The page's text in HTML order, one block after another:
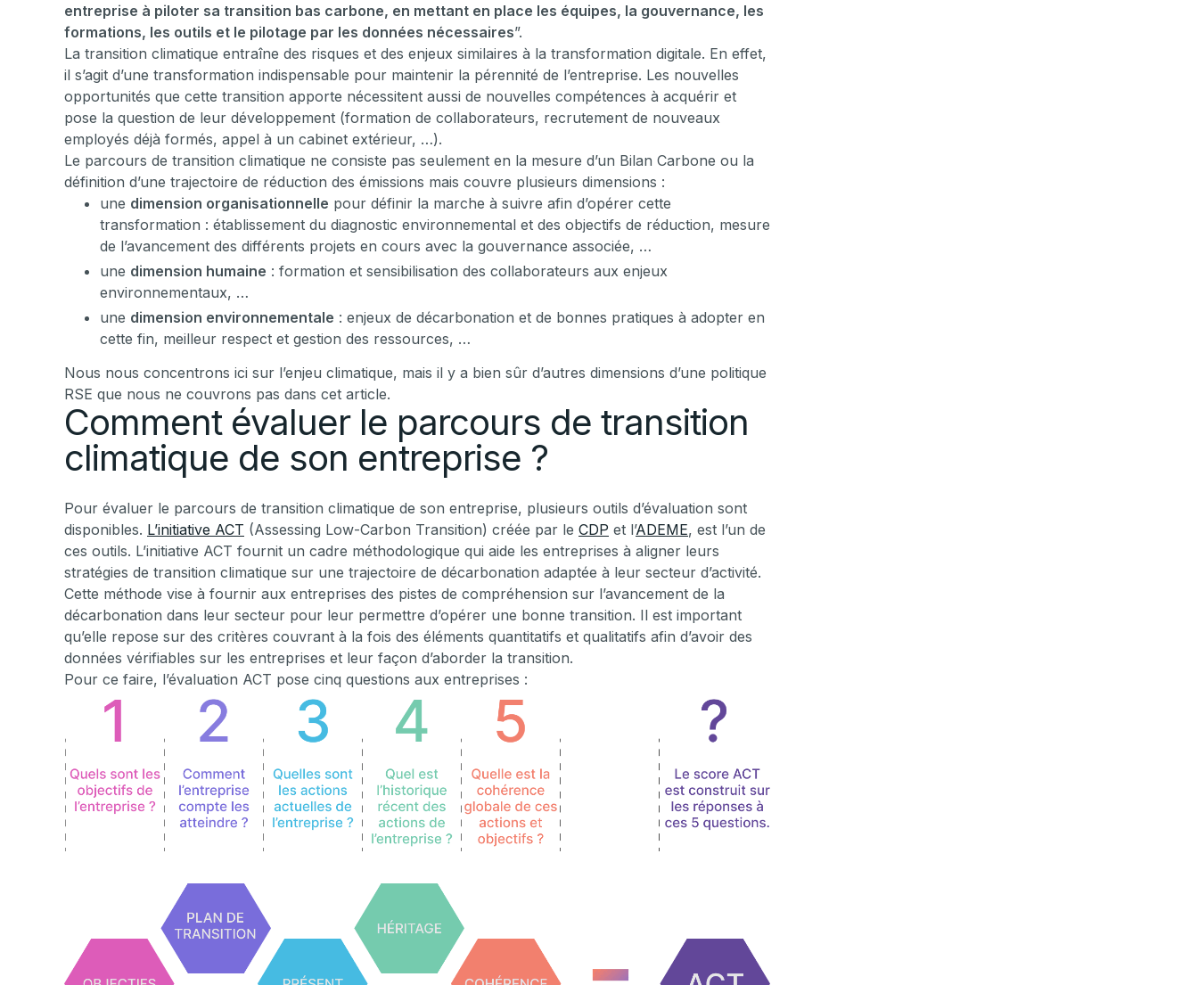
entreprise à piloter sa transition bas carbone, en mettant en place les équipes, la gouvernance, les
formations, les outils et le pilotage par les données nécessaires”.
La transition climatique entraîne des risques et des enjeux similaires à la transformation digitale. En effet,
il s’agit d’une transformation indispensable pour maintenir la pérennité de l’entreprise. Les nouvelles
opportunités que cette transition apporte nécessitent aussi de nouvelles compétences à acquérir et
pose la question de leur développement (formation de collaborateurs, recrutement de nouveaux
employés déjà formés, appel à un cabinet extérieur, …).
Le parcours de transition climatique ne consiste pas seulement en la mesure d’un Bilan Carbone ou la
définition d’une trajectoire de réduction des émissions mais couvre plusieurs dimensions :
une dimension organisationnelle pour définir la marche à suivre afin d’opérer cette
transformation : établissement du diagnostic environnemental et des objectifs de réduction, mesure
de l’avancement des différents projets en cours avec la gouvernance associée, …
une dimension humaine : formation et sensibilisation des collaborateurs aux enjeux
environnementaux, …
une dimension environnementale : enjeux de décarbonation et de bonnes pratiques à adopter en
cette fin, meilleur respect et gestion des ressources, …
Nous nous concentrons ici sur l’enjeu climatique, mais il y a bien sûr d’autres dimensions d’une politique
RSE que nous ne couvrons pas dans cet article.
Comment évaluer le parcours de transition
climatique de son entreprise ?
Pour évaluer le parcours de transition climatique de son entreprise, plusieurs outils d’évaluation sont
disponibles. L’initiative ACT (Assessing Low-Carbon Transition) créée par le CDP et l’ADEME, est l’un de
ces outils. L’initiative ACT fournit un cadre méthodologique qui aide les entreprises à aligner leurs
stratégies de transition climatique sur une trajectoire de décarbonation adaptée à leur secteur d’activité.
Cette méthode vise à fournir aux entreprises des pistes de compréhension sur l’avancement de la
décarbonation dans leur secteur pour leur permettre d’opérer une bonne transition. Il est important
qu’elle repose sur des critères couvrant à la fois des éléments quantitatifs et qualitatifs afin d’avoir des
données vérifiables sur les entreprises et leur façon d’aborder la transition.
Pour ce faire, l’évaluation ACT pose cinq questions aux entreprises :